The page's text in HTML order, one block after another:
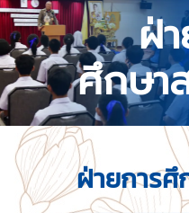
ฝ่
ศึกษา
ฝ่ายการศึ